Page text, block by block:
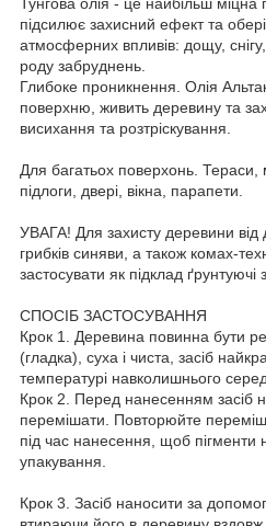
підсилює захисний ефект та
атмосферних впливів: дощу,
роду забруднень.
Глибоке проникнення. Олія
поверхню, живить деревину та
висихання та розтріскування.
Для багатьох поверхонь. Тераси,
підлоги, двері, вікна, парапети.
УВАГА! Для захисту деревини від
грибків синяви, а також комах-
застосувати як підклад ґрунтуючі
СПОСІБ ЗАСТОСУВАННЯ
Крок 1. Деревина повинна бути
(гладка), суха і чиста, засіб
температурі навколишнього
Крок 2. Перед нанесенням засіб
перемішати. Повторюйте
під час нанесення, щоб пігменти
упакування.
Крок 3. Засіб наносити за